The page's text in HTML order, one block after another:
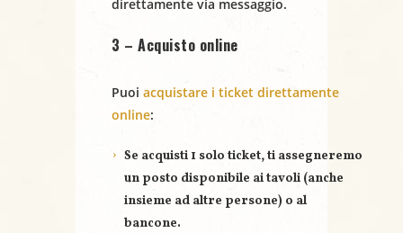
direttamente via messaggio.
3 – Acquisto online
Puoi acquistare i ticket direttamente
online:
Se acquisti 1 solo ticket, ti assegneremo
un posto disponibile ai tavoli (anche
insieme ad altre persone) o al
bancone.